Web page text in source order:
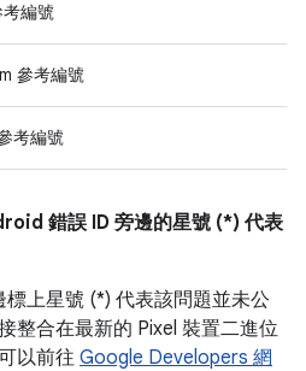
考編號
參考編號
考編號
錯誤 ID 旁邊的星號 (*) 代表
上星號 (*) 代表該問題並未公
整合在最新的 Pixel 裝置二進位
以前往 Google Developers 網